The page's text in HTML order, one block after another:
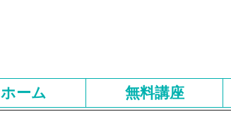
ホーム 無料講座